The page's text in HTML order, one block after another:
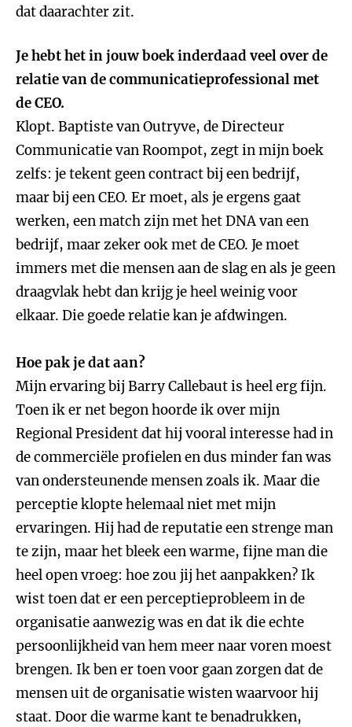
dat daarachter zit.
Je hebt het in jouw boek inderdaad veel over de
relatie van de communicatieprofessional met
de CEO.
Klopt. Baptiste van Outryve, de Directeur
Communicatie van Roompot, zegt in mijn boek
zelfs: je tekent geen contract bij een bedrijf,
maar bij een CEO. Er moet, als je ergens gaat
werken, een match zijn met het DNA van een
bedrijf, maar zeker ook met de CEO. Je moet
immers met die mensen aan de slag en als je geen
draagvlak hebt dan krijg je heel weinig voor
elkaar. Die goede relatie kan je afdwingen.
Hoe pak je dat aan?
Mijn ervaring bij Barry Callebaut is heel erg fijn.
Toen ik er net begon hoorde ik over mijn
Regional President dat hij vooral interesse had in
de commerciële profielen en dus minder fan was
van ondersteunende mensen zoals ik. Maar die
perceptie klopte helemaal niet met mijn
ervaringen. Hij had de reputatie een strenge man
te zijn, maar het bleek een warme, fijne man die
heel open vroeg: hoe zou jij het aanpakken? Ik
wist toen dat er een perceptieprobleem in de
organisatie aanwezig was en dat ik die echte
persoonlijkheid van hem meer naar voren moest
brengen. Ik ben er toen voor gaan zorgen dat de
mensen uit de organisatie wisten waarvoor hij
staat. Door die warme kant te benadrukken,